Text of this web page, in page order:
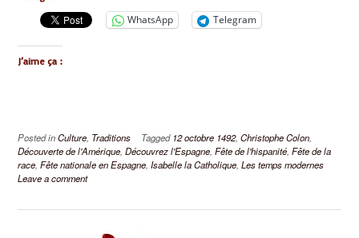
WhatsApp Telegram
J’aime ça :
Posted inCulture, Traditions Tagged 12 octobre 1492, Christophe Colon,
Découverte de l'Amérique, Découvrez l'Espagne, Fête de l'hispanité, Fête de la
race, Fête nationale en Espagne, Isabelle la Catholique, Les temps modernes
Leave a comment